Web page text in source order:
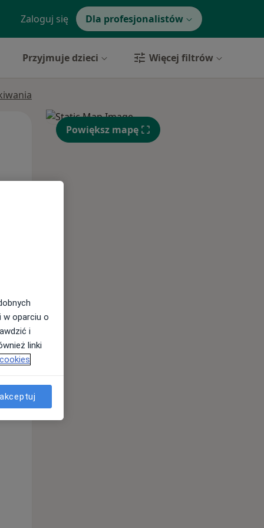
Zaloguj się Dla profesjonalistów
Przyjmuje dzieci Więcej filtrów
Śr, Czw,
Wt,
Powiększ mapę
w oparciu o
i
linki